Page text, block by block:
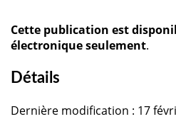
Cette publication est
électronique seulement.
Détails
Dernière modification : 17